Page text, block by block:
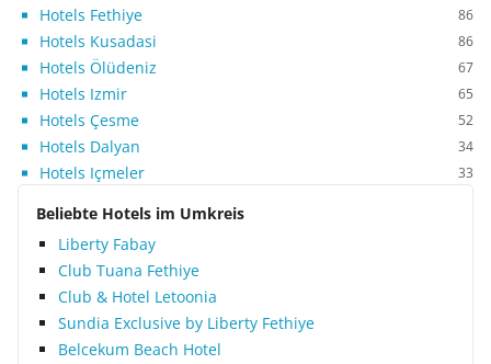
Hotels Fethiye 86
Hotels Kusadasi 86
Hotels Ölüdeniz 67
Hotels Izmir 65
Hotels Çesme 52
Hotels Dalyan 34
Hotels Içmeler 33
Beliebte Hotels im Umkreis
Liberty Fabay
Club Tuana Fethiye
Club & Hotel Letoonia
Sundia Exclusive by Liberty Fethiye
Belcekum Beach Hotel